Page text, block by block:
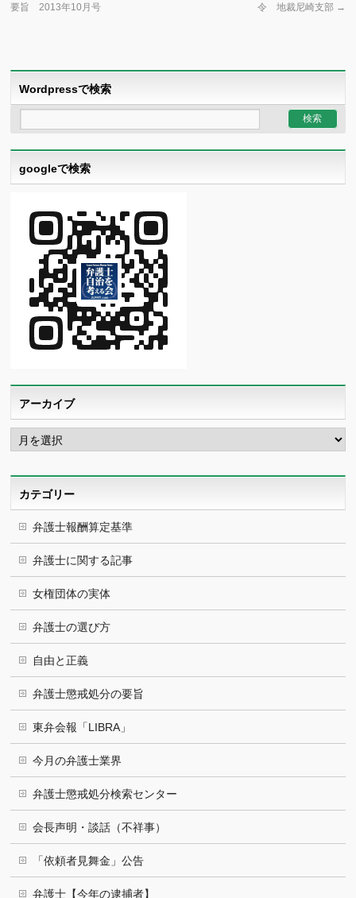
要旨 2013年10月号
令 地裁尼崎支部 →
Wordpressで検索
googleで検索
アーカイブ
ア
ー
カ
カテゴリー
弁護士報酬算定基準
弁護士に関する記事
女権団体の実体
弁護士の選び方
自由と正義
弁護士懲戒処分の要旨
東弁会報「LIBRA」
今月の弁護士業界
弁護士懲戒処分検索センター
会長声明・談話（不祥事）
「依頼者見舞金」公告
弁護士【今年の逮捕者】